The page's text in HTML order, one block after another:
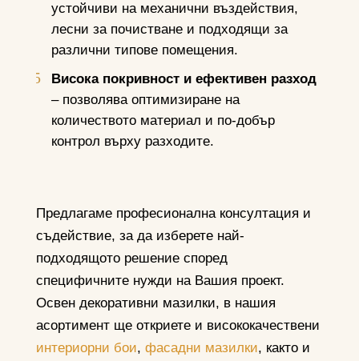
устойчиви на механични въздействия,
лесни за почистване и подходящи за
различни типове помещения.
Висока покривност и ефективен разход
– позволява оптимизиране на
количеството материал и по-добър
контрол върху разходите.
Предлагаме професионална консултация и
съдействие, за да изберете най-
подходящото решение според
специфичните нужди на Вашия проект.
Освен декоративни мазилки, в нашия
асортимент ще откриете и висококачествени
интериорни бои, фасадни мазилки, както и